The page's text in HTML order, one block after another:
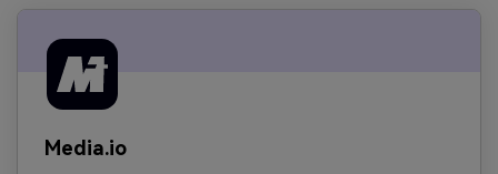
Media.io